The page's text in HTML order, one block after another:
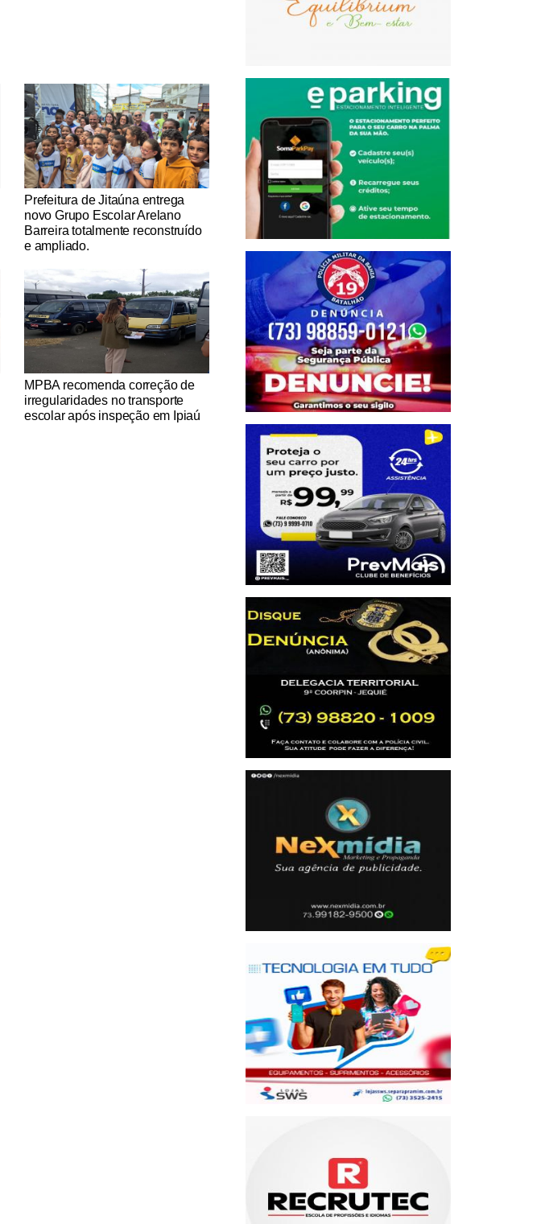
Notícias Católicas
Prefeitura de Jitaúna entrega
novo Grupo Escolar Arelano
Barreira totalmente reconstruído
e ampliado.
Notícias Católicas
MPBA recomenda correção de
irregularidades no transporte
escolar após inspeção em Ipiaú